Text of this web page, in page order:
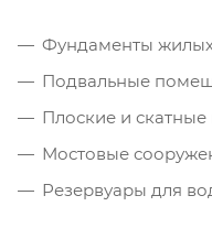
Фундаменты
Подвальные
Плоские и скатные
Мостовые
Резервуары для